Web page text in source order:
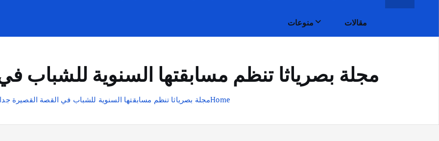
مقالات منوعات
مجلة بصرياثا تنظم مسابقتها السنوية للشباب
Homeمجلة بصرياثا تنظم مسابقتها السنوية للشباب في القصة القصيرة جدا